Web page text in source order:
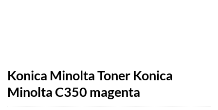
Konica Minolta Toner Konica
Minolta C350 magenta